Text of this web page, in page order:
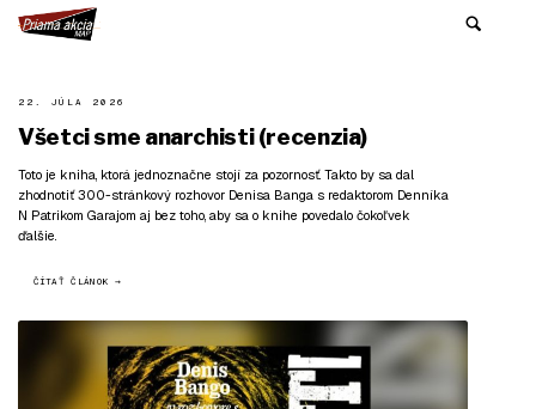
22. JÚLA 2026
Všetci sme anarchisti (recenzia)
Toto je kniha, ktorá jednoznačne stojí za pozornosť. Takto by sa dal
zhodnotiť 300-stránkový rozhovor Denisa Banga s redaktorom Denníka
N Patrikom Garajom aj bez toho, aby sa o knihe povedalo čokoľvek
ďalšie.
ČÍTAŤ ČLÁNOK →